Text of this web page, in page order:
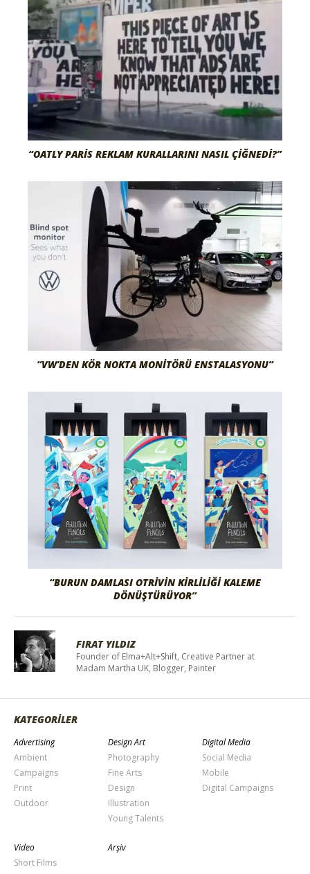
“OATLY PARIS REKLAM KURALLARINI NASIL ÇIĞNEDI?”
“VW’DEN KÖR NOKTA MONITÖRÜ ENSTALASYONU”
“BURUN DAMLASI OTRIVIN KIRLILIĞI KALEME
DÖNÜŞTÜRÜYOR”
FIRAT YILDIZ
Founder of Elma+Alt+Shift, Creative Partner at
Madam Martha UK, Blogger, Painter
KATEGORİLER
Advertising
Ambient
Campaigns
Print
Outdoor
Design Art
Photography
Fine Arts
Design
Illustration
Young Talents
Digital Media
Social Media
Mobile
Digital Campaigns
Video
Short Films
Arşiv